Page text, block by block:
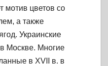
мотив цветов со
а также
Украинские
Москве. Многие
в XVII в. в